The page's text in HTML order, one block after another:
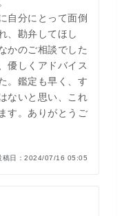
自分にとって面倒
、勘弁してほし
かのご相談でした
優しくアドバイス
。鑑定も早く、す
ないと思い、これ
す。ありがとうご
稿日： 2024/07/16 05:05